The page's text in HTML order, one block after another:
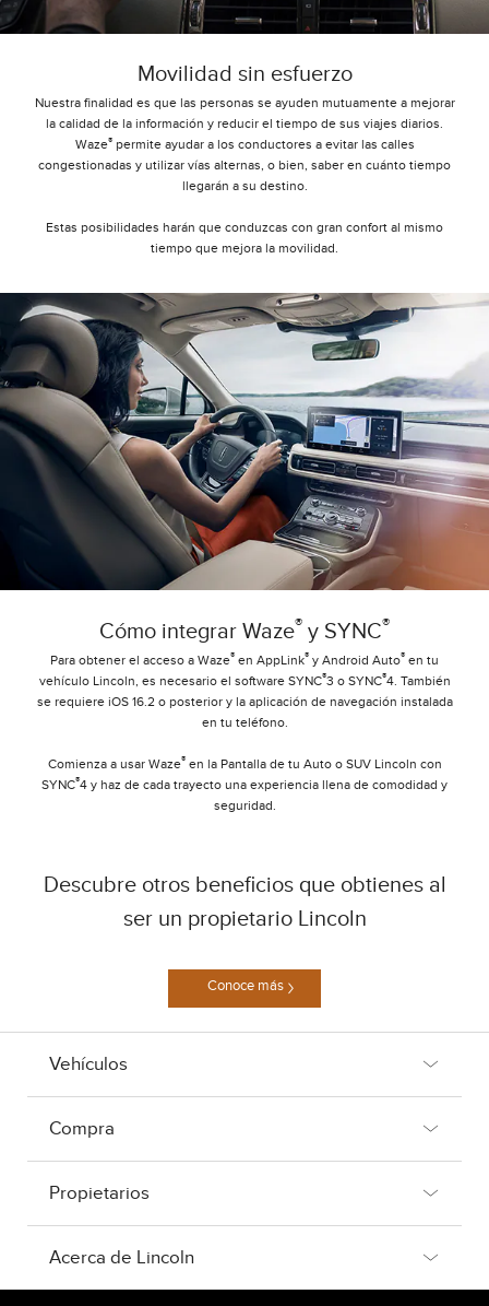
Movilidad sin esfuerzo
Nuestra finalidad es que las personas se ayuden mutuamente a mejorar
la calidad de la información y reducir el tiempo de sus viajes diarios.
Waze®permite ayudar a los conductores a evitar las calles
congestionadas y utilizar vías alternas, o bien, saber en cuánto tiempo
llegarán a su destino.
Estas posibilidades harán que conduzcas con gran confort al mismo
tiempo que mejora la movilidad.
Cómo integrar Waze® y SYNC®
Para obtener el acceso a Waze® en AppLink® y Android Auto® en tu
vehículo Lincoln, es necesario el software SYNC®3 o SYNC®4. También
se requiere iOS 16.2 o posterior y la aplicación de navegación instalada
en tu teléfono.
Comienza a usar Waze®en la Pantalla de tu Auto o SUV Lincoln con
SYNC®4 y haz de cada trayecto una experiencia llena de comodidad y
seguridad.
Descubre otros beneficios que obtienes al
ser un propietario Lincoln
Conoce más
Vehículos
Compra
Propietarios
Acerca de Lincoln